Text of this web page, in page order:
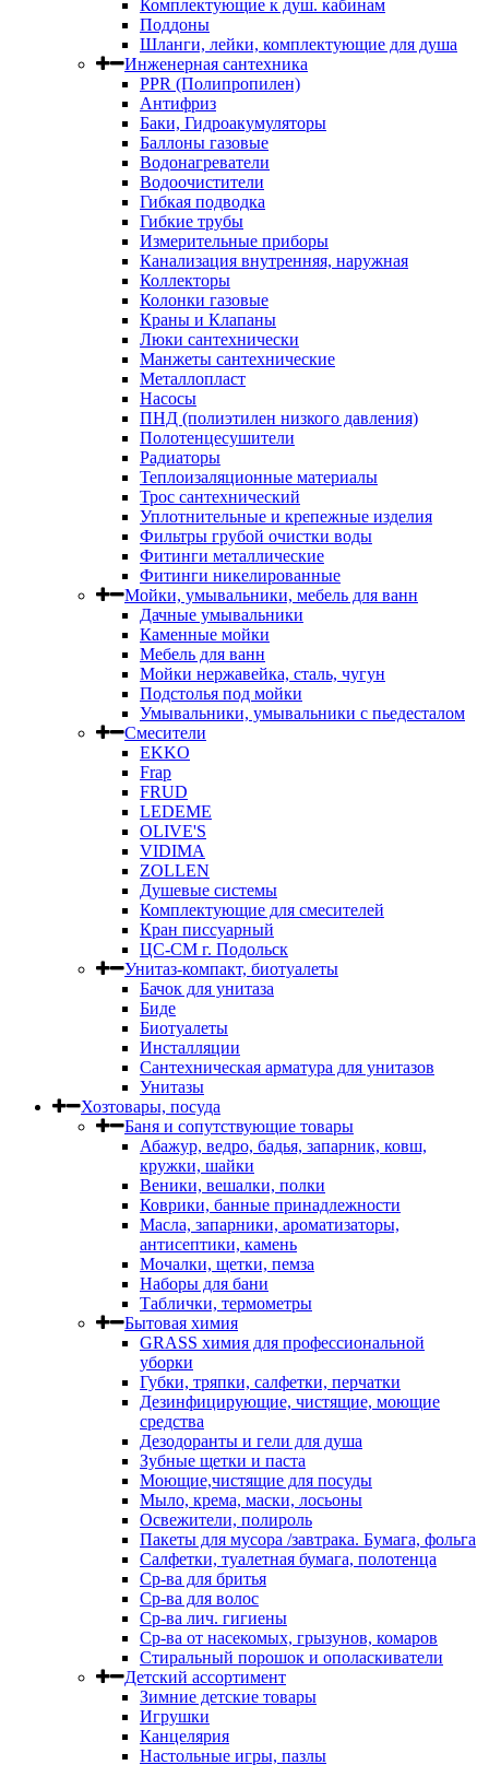
Комплектующие к душ. кабинам
Поддоны
Шланги, лейки, комплектующие для душа
Инженерная сантехника
PPR (Полипропилен)
Антифриз
Баки, Гидроакумуляторы
Баллоны газовые
Водонагреватели
Водоочистители
Гибкая подводка
Гибкие трубы
Измерительные приборы
Канализация внутренняя, наружная
Коллекторы
Колонки газовые
Краны и Клапаны
Люки сантехнически
Манжеты сантехнические
Металлопласт
Насосы
ПНД (полиэтилен низкого давления)
Полотенцесушители
Радиаторы
Теплоизаляционные материалы
Трос сантехнический
Уплотнительные и крепежные изделия
Фильтры грубой очистки воды
Фитинги металлические
Фитинги никелированные
Мойки, умывальники, мебель для ванн
Дачные умывальники
Каменные мойки
Мебель для ванн
Мойки нержавейка, сталь, чугун
Подстолья под мойки
Умывальники, умывальники с пьедесталом
Смесители
EKKO
Frap
FRUD
LEDEME
OLIVE'S
VIDIMA
ZOLLEN
Душевые системы
Комплектующие для смесителей
Кран писсуарный
ЦС-СМ г. Подольск
Унитаз-компакт, биотуалеты
Бачок для унитаза
Биде
Биотуалеты
Инсталляции
Сантехническая арматура для унитазов
Унитазы
Хозтовары, посуда
Баня и сопутствующие товары
Абажур, ведро, бадья, запарник, ковш,
кружки, шайки
Веники, вешалки, полки
Коврики, банные принадлежности
Масла, запарники, ароматизаторы,
антисептики, камень
Мочалки, щетки, пемза
Наборы для бани
Таблички, термометры
Бытовая химия
GRASS химия для профессиональной
уборки
Губки, тряпки, салфетки, перчатки
Дезинфицирующие, чистящие, моющие
средства
Дезодоранты и гели для душа
Зубные щетки и паста
Моющие,чистящие для посуды
Мыло, крема, маски, лосьоны
Освежители, полироль
Пакеты для мусора /завтрака. Бумага, фольга
Салфетки, туалетная бумага, полотенца
Ср-ва для бритья
Ср-ва для волос
Ср-ва лич. гигиены
Ср-ва от насекомых, грызунов, комаров
Стиральный порошок и ополаскиватели
Детский ассортимент
Зимние детские товары
Игрушки
Канцелярия
Настольные игры, пазлы